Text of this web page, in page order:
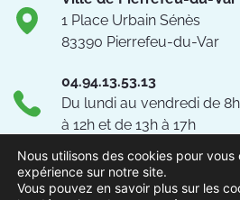
1 Place Urbain Sénès
83390 Pierrefeu-du-Var
04.94.13.53.13
Du lundi au vendredi de
à 12h et de 13h à 17h
NOUS CONTACTER
Nous utilisons des cookies pour vous
expérience sur notre site.
Vous pouvez en savoir plus sur les